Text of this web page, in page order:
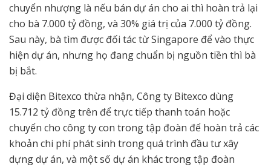
chuyển nhượng là nếu bán dự án cho ai thì hoàn trả lại
cho bà 7.000 tỷ đồng, và 30% giá trị của 7.000 tỷ đồng.
Sau này, bà tìm được đối tác từ Singapore để vào thực
hiện dự án, nhưng họ đang chuẩn bị nguồn tiền thì bà
bị bắt.
Đại diện Bitexco thừa nhận, Công ty Bitexco dùng
15.712 tỷ đồng trên để trực tiếp thanh toán hoặc
chuyển cho công ty con trong tập đoàn để hoàn trả các
khoản chi phí phát sinh trong quá trình đầu tư xây
dựng dự án, và một số dự án khác trong tập đoàn